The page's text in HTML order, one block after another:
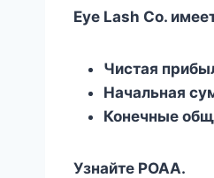
Eye Lash Co.
Чистая
Начальная
Конечные
Узнайте РОАА.